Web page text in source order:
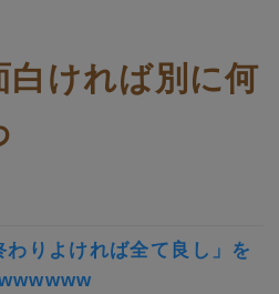
白ければ別に何
りよければ全て良し」を